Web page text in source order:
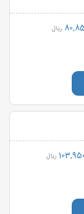
ریال
ریال